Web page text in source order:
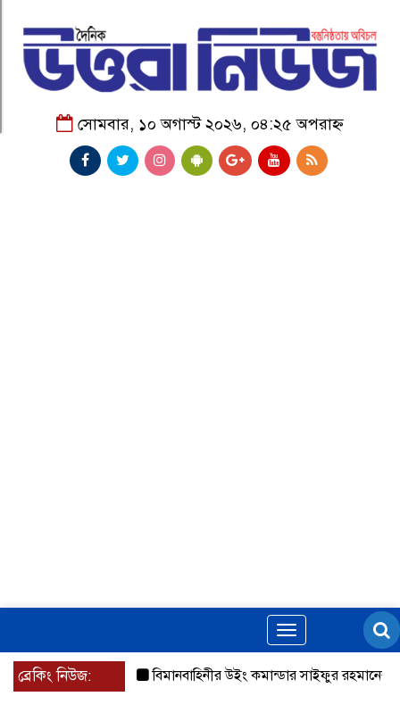
সোমবার, ১০ অগাস্ট ২০২৬, ০৪:২৫ অপরাহ্ন
Toggle
navigation
ব্রেকিং নিউজ: বিমানবাহিনীর উইং কমান্ডার সাইফুর রহমানের বিরুদ্ধে